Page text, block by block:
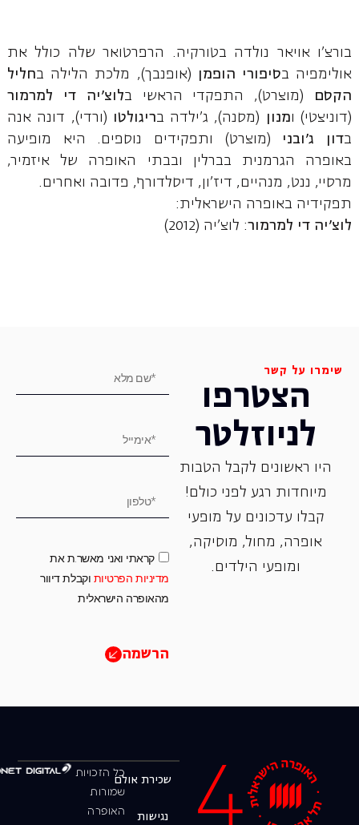
בורצ'ו אויאר נולדה בטורקיה. הרפרטואר שלה כולל את
אולימפיה בסיפורי הופמן (אופנבך), מלכת הלילה בחליל
הקסם
(מוצרט), התפקדי הראשי בלוצ'יה די למרמור
(דוניצטי) ומנון (מסנה), ג'ילדה בריגולטו (ורדי), דונה אנה
בדון ג'ובני (מוצרט) ותפקידים נוספים. היא מופיעה
באופרה הגרמנית בברלין ובבתי האופרה של איזמיר,
מרסיי, ננט, מנהיים, דיז'ון, דיסלדורף, פדובה ואחרים.
תפקידיה באופרה הישראלית:
לוצ'יה די למרמור: לוצ'יה (2012)
שימרו על קשר
הצטרפו
לניוזלטר
היו ראשונים לקבל הטבות
מיוחדות רגע לפני כולם!
קבלו עדכונים על מופעי
אופרה, ‏מחול, ‏מוסיקה,
ומופעי הילדים.
קראתי ואני מאשר.ת את
מדיניות הפרטיות וקבלת דיוור
מהאופרה הישראלית
הרשמה
כל הזכויות
שמורות
האופרה
שכירת אולם
נגישות